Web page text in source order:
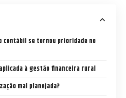
contábil se tornou prioridade no
à gestão financeira rural
mal planejada?